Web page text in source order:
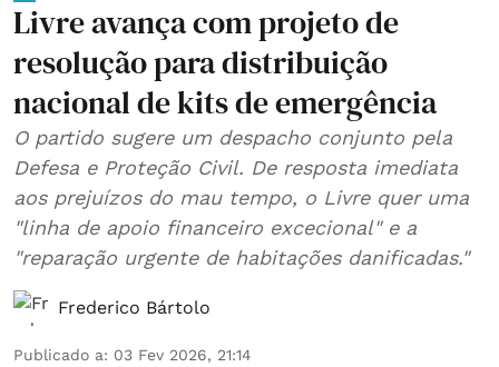
Livre avança com projeto de
resolução para distribuição
nacional de kits de emergência
O partido sugere um despacho conjunto pela
Defesa e Proteção Civil. De resposta imediata
aos prejuízos do mau tempo, o Livre quer uma
"linha de apoio financeiro excecional" e a
"reparação urgente de habitações danificadas."
Frederico Bártolo
Publicado a: 03 Fev 2026, 21:14